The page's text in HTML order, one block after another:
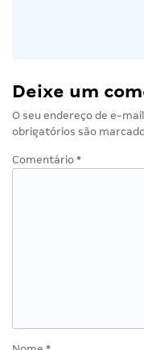
Deixe um
O seu endereço de e-
obrigatórios são
Comentário *